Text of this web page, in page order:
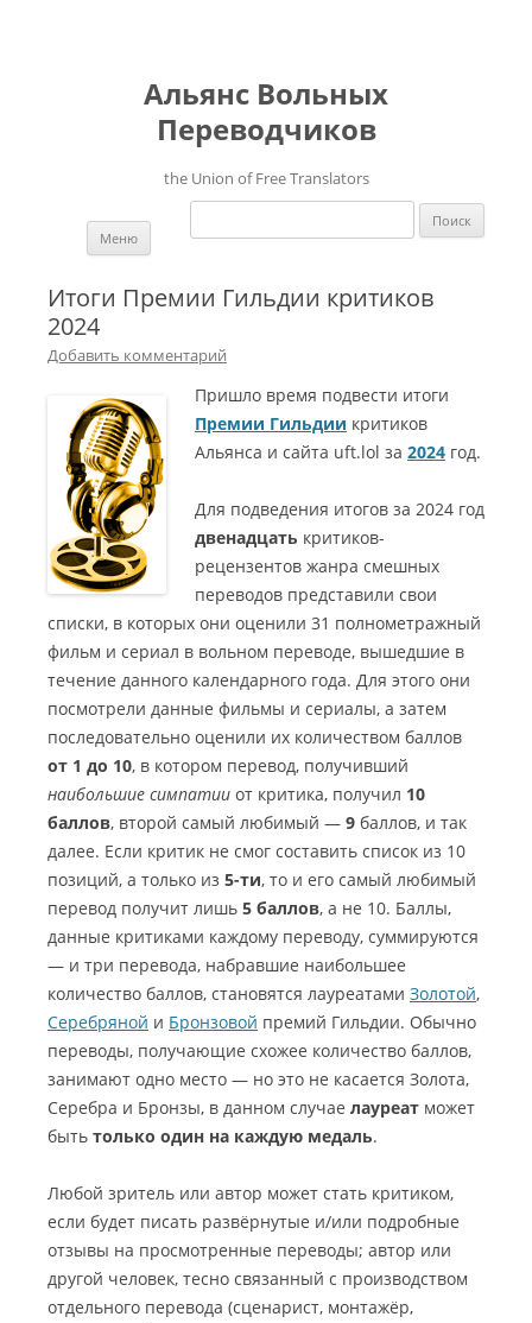
Альянс Вольных
Переводчиков
the Union of Free Translators
Найти:
Меню
Итоги Премии Гильдии критиков
2024
Добавить комментарий
Пришло время подвести итоги
Премии Гильдии критиков
Альянса и сайта uft.lol за 2024 год.
Для подведения итогов за 2024 год
двенадцать критиков-
рецензентов жанра смешных
переводов представили свои
списки, в которых они оценили 31 полнометражный
фильм и сериал в вольном переводе, вышедшие в
течение данного календарного года. Для этого они
посмотрели данные фильмы и сериалы, а затем
последовательно оценили их количеством баллов
от 1 до 10, в котором перевод, получивший
наибольшие симпатии от критика, получил 10
баллов, второй самый любимый — 9 баллов, и так
далее. Если критик не смог составить список из 10
позиций, а только из 5-ти, то и его самый любимый
перевод получит лишь 5 баллов, а не 10. Баллы,
данные критиками каждому переводу, суммируются
— и три перевода, набравшие наибольшее
количество баллов, становятся лауреатами Золотой,
Серебряной и Бронзовой премий Гильдии. Обычно
переводы, получающие схожее количество баллов,
занимают одно место — но это не касается Золота,
Серебра и Бронзы, в данном случае лауреат может
быть только один на каждую медаль.
Любой зритель или автор может стать критиком,
если будет писать развёрнутые и/или подробные
отзывы на просмотренные переводы; автор или
другой человек, тесно связанный с производством
отдельного перевода (сценарист, монтажёр,